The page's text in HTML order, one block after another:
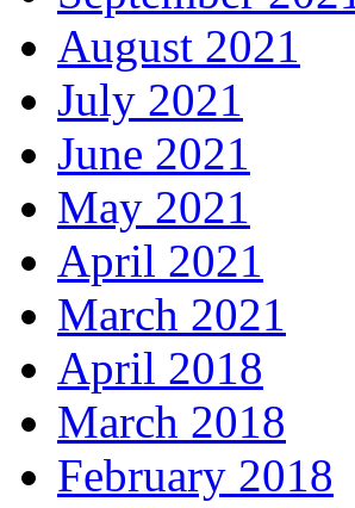
August 2021
July 2021
June 2021
May 2021
April 2021
March 2021
April 2018
March 2018
February 2018